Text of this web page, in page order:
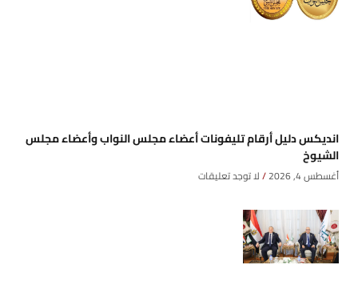
انديكس دليل أرقام تليفونات أعضاء مجلس النواب وأعضاء مجلس
الشيوخ
أغسطس 4, 2026 لا توجد تعليقات